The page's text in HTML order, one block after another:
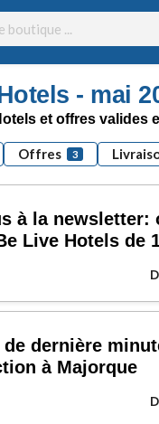
- mai
et offres valides
Offres 3
à la newsletter:
Live Hotels de
dernière
à Majorque